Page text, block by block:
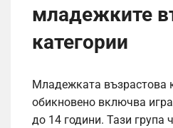
младежките
категории
Младежката възрастова
обикновено включва
до 14 години. Тази група